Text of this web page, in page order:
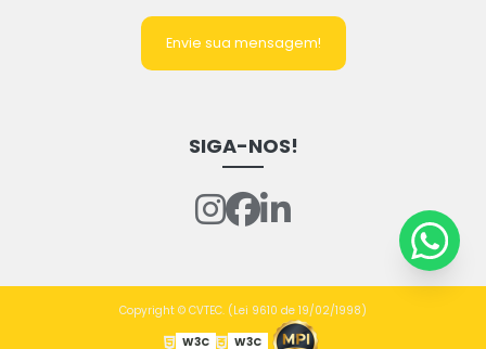
Envie sua mensagem!
SIGA-NOS!
Copyright © CVTEC. (Lei 9610 de 19/02/1998)
W3C
W3C